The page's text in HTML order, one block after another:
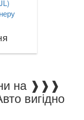
❱❱❱
вигідно